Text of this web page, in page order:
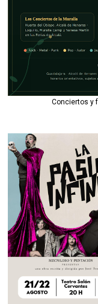
Conciertos y